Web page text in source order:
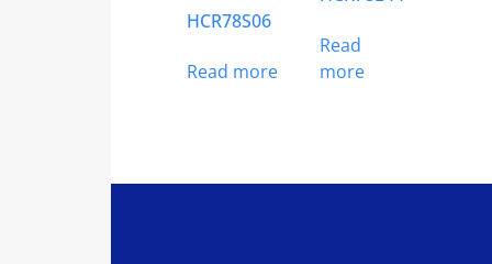
HCR78S06
Read more
Read
more